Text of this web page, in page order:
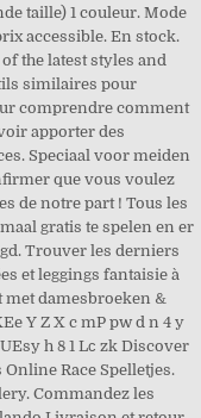
taille) 1 couleur. Mode
accessible. En stock.
the latest styles and
similaires pour
comprendre comment
apporter des
Speciaal voor meiden
que vous voulez
de notre part ! Tous les
gratis te spelen en er
Trouver les derniers
et leggings fantaisie à
met damesbroeken &
Y Z X c mP pw d n 4 y
UEsy h 8 1 Lс zk Discover
Race Spelletjes.
Commandez les